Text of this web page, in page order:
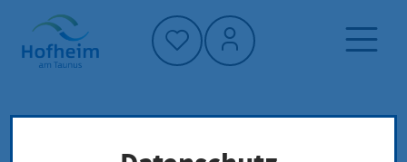
Startseite"
Dienstleistung-Finder